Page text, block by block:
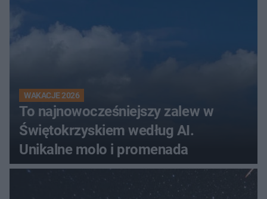
WAKACJE 2026
To najnowocześniejszy zalew w
Świętokrzyskiem według AI.
Unikalne molo i promenada